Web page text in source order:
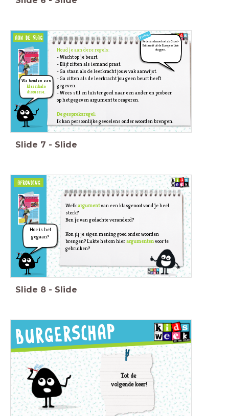
We houden een
klassikale
discussie.
Houd je aan deze regels:
- Wacht op je beurt.
- Blijf zitten als iemand praat.
- Ga staan als de leerkracht jouw vak aanwijst.
- Ga zitten als de leerkracht jou geen beurt heeft
gegeven.
- Wees stil en luister goed naar een ander en probeer
op het gegeven argument te reageren.
De gespreksregel:
Ik kan persoonlijke gevoelens onder woorden brengen.
Nederland moet net als Groot-
Brittannië uit de Europese Unie
stappen.
Stelling:
Slide 7 - Slide
Hoe is het
gegaan?
Welkargumentvan een klasgenoot vond je heel
sterk?
Ben je van gedachte veranderd?
Kon jij je eigen mening goed onder woorden
brengen? Lukte het om hierargumentenvoor te
gebruiken?
Slide 8 - Slide
Tot de
volgende keer!